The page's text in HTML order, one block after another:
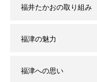
福井たかおの取り組み
福津の魅力
福津への思い